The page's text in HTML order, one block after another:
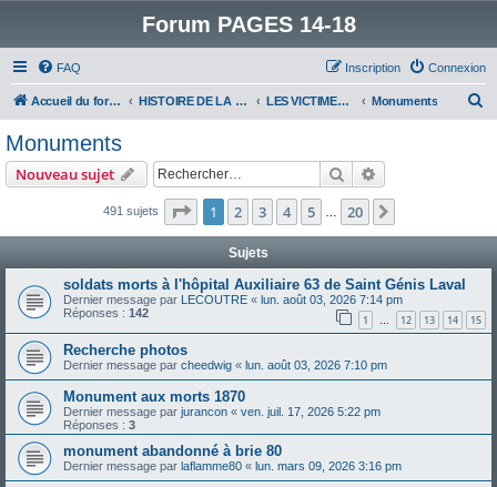
Forum PAGES 14-18
FAQ Connexion
Inscription
Accueil du forum HISTOIRE DE LA GRANDE GUERRE LES VICTIMES DE LA GRANDE GUERRE Monuments
e
Monuments
Nouveau sujet Rechercher
491 sujets Page 1sur20
1 2 3 4 5 20
Sujets
soldats morts à l'hôpital Auxiliaire 63 de Saint Génis Laval
Dernier message par LECOUTRE « lun. août 03, 2026 7:14 pm
Réponses : 142 1 … 12 13 14 15
Recherche photos
Dernier message par cheedwig « lun. août 03, 2026 7:10 pm
Monument aux morts 1870
Dernier message par jurancon « ven. juil. 17, 2026 5:22 pm
Réponses : 3
monument abandonné à brie 80
Dernier message par laflamme80 « lun. mars 09, 2026 3:16 pm